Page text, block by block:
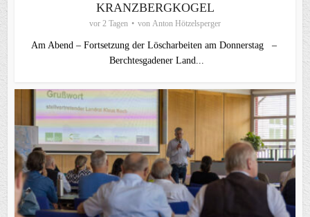
KRANZBERGKOGEL
vor 2 Tagen von Anton Hötzelsperger
Am Abend – Fortsetzung der Löscharbeiten am Donnerstag –
Berchtesgadener Land...